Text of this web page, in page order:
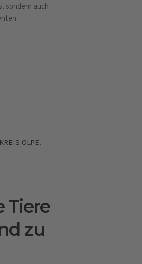
sondern auch
KREIS OLPE,
Tiere
zu